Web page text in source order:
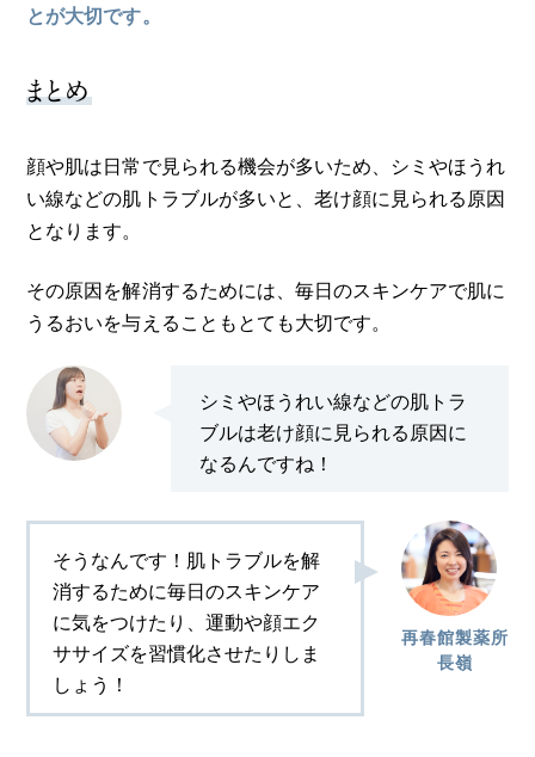
とが大切です。
まとめ
顔や肌は日常で見られる機会が多いため、シミやほうれ
い線などの肌トラブルが多いと、老け顔に見られる原因
となります。
その原因を解消するためには、毎日のスキンケアで肌に
うるおいを与えることもとても大切です。
シミやほうれい線などの肌トラ
ブルは老け顔に見られる原因に
なるんですね！
再春館製薬所
長嶺
そうなんです！肌トラブルを解
消するために毎日のスキンケア
に気をつけたり、運動や顔エク
ササイズを習慣化させたりしま
しょう！